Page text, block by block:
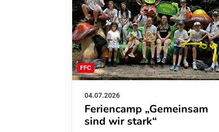
FFC
04.07.2026
Feriencamp „Gemeinsam
sind wir stark“